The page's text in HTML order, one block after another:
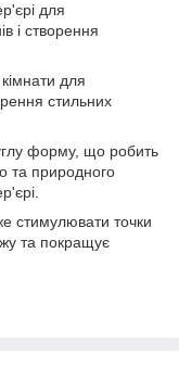
для
і створення
для
стильних
форму, що робить
та природного
стимулювати точки
та покращує